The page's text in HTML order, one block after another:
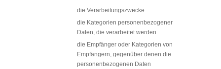
die Verarbeitungszwecke
die Kategorien personenbezogener
Daten, die verarbeitet werden
die Empfänger oder Kategorien von
Empfängern, gegenüber denen die
personenbezogenen Daten